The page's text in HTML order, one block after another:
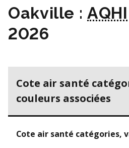
Oakville :AQHI
2026
Cote air santé
couleurs associées
Cote air santé catégories,